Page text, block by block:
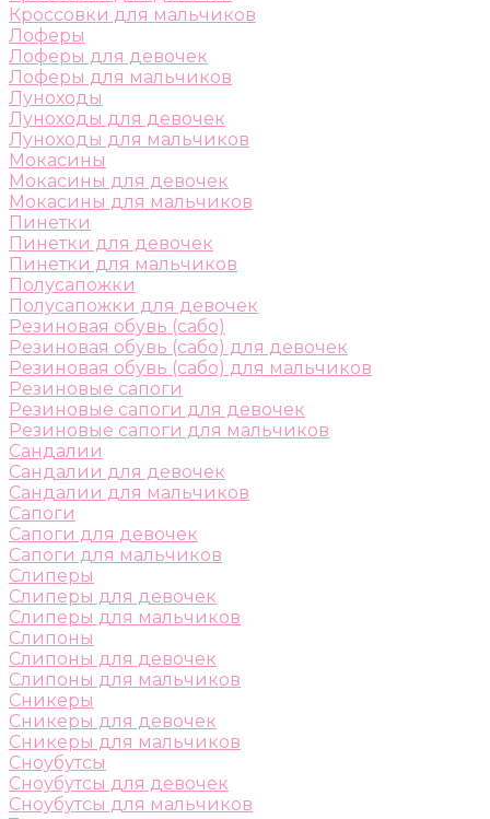
Кроссовки для мальчиков
Лоферы
Лоферы для девочек
Лоферы для мальчиков
Луноходы
Луноходы для девочек
Луноходы для мальчиков
Мокасины
Мокасины для девочек
Мокасины для мальчиков
Пинетки
Пинетки для девочек
Пинетки для мальчиков
Полусапожки
Полусапожки для девочек
Резиновая обувь (сабо)
Резиновая обувь (сабо) для девочек
Резиновая обувь (сабо) для мальчиков
Резиновые сапоги
Резиновые сапоги для девочек
Резиновые сапоги для мальчиков
Сандалии
Сандалии для девочек
Сандалии для мальчиков
Сапоги
Сапоги для девочек
Сапоги для мальчиков
Слиперы
Слиперы для девочек
Слиперы для мальчиков
Слипоны
Слипоны для девочек
Слипоны для мальчиков
Сникеры
Сникеры для девочек
Сникеры для мальчиков
Сноубутсы
Сноубутсы для девочек
Сноубутсы для мальчиков